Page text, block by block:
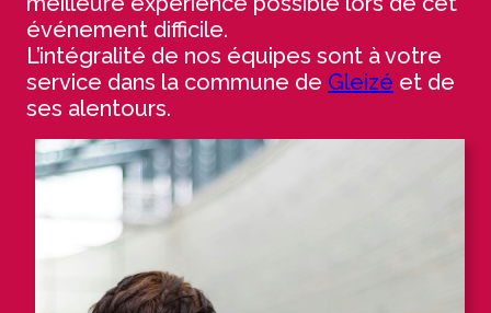
événement difficile.
L’intégralité de nos équipes sont à votre
service dans la commune de Gleizé et de
ses alentours.